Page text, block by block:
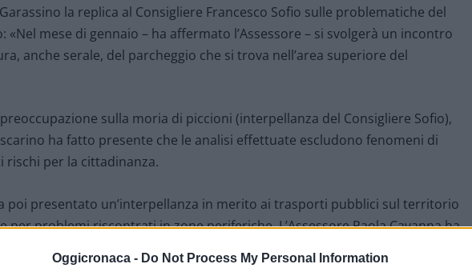
Oggicronaca - Do Not Process My Personal Information
la replica al Consigliere Francesco Sofio sulle problematiche del
«Nel mese di gennaio – ha affermato l’Assessore – si svolgerà un incontro
anche serale, del parcheggio che si trova nell’area superiore del
sulla moria di piccioni (interpellanza del Consigliere Sofio),
ha fatto presente che le analisi effettuate escludono fenomeni di
rischi per la cittadinanza.
poi presentato un’interpellanza in merito ai trasporti pubblici sul territorio
per problemi riscontrati in zone periferiche. L’Assessore Paola Cavanna ha
sono previsti cospicui tagli, da parte della Regione Piemonte, nel settore del
e si dovrà procedere ad una razionalizzazione del servizio. In quella fase